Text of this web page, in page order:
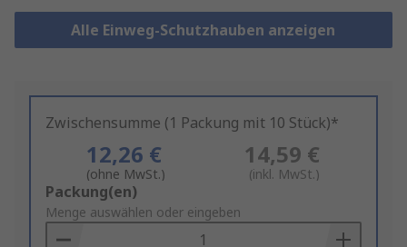
Alle Einweg-Schutzhauben anzeigen
Zwischensumme (1 Packung mit 10 Stück)*
12,26 €
(ohne MwSt.)
14,59 €
(inkl. MwSt.)
Add
to
Basket
Packung(en)
Menge auswählen oder eingeben